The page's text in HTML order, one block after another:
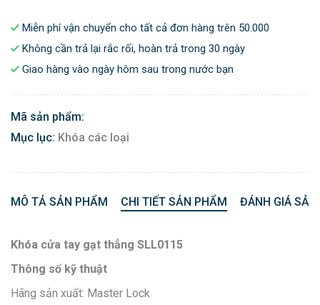
Miễn phí vận chuyển cho tất cả đơn hàng trên 50.000
Không cần trả lại rắc rối, hoàn trả trong 30 ngày
Giao hàng vào ngày hôm sau trong nước bạn
Mã sản phẩm:
Mục lục: Khóa các loại
MÔ TẢ SẢN PHẨM CHI TIẾT SẢN PHẨM ĐÁNH GIÁ
Khóa cửa tay gạt thẳng SLL0115
Thông số kỹ thuật
Hãng sản xuất: Master Lock